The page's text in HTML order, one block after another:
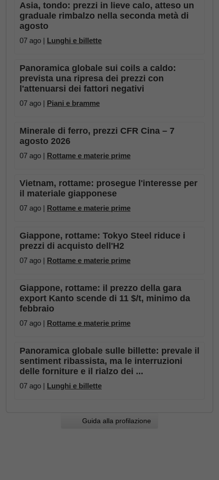
Asia, tondo: prezzi in lieve calo, atteso un
graduale rimbalzo nella seconda metà di
agosto
07 ago | Lunghi e billette
Panoramica globale sui coils a caldo:
prevista una ripresa dei prezzi con
l'attenuarsi dei fattori negativi
07 ago | Piani e bramme
Minerale di ferro, prezzi CFR Cina – 7
agosto 2026
07 ago | Rottame e materie prime
Vietnam, rottame: prosegue l'interesse per
il materiale giapponese
07 ago | Rottame e materie prime
Giappone, rottame: Tokyo Steel riduce i
prezzi di acquisto dell'H2
07 ago | Rottame e materie prime
Giappone, rottame: il prezzo della gara
export Kanto scende di 11 $/t, minimo da
febbraio
07 ago | Rottame e materie prime
Panoramica globale sulle billette: prevale il
sentiment ribassista, ma le interruzioni
delle forniture e il rialzo dei ...
07 ago | Lunghi e billette
Guida alla profilazione